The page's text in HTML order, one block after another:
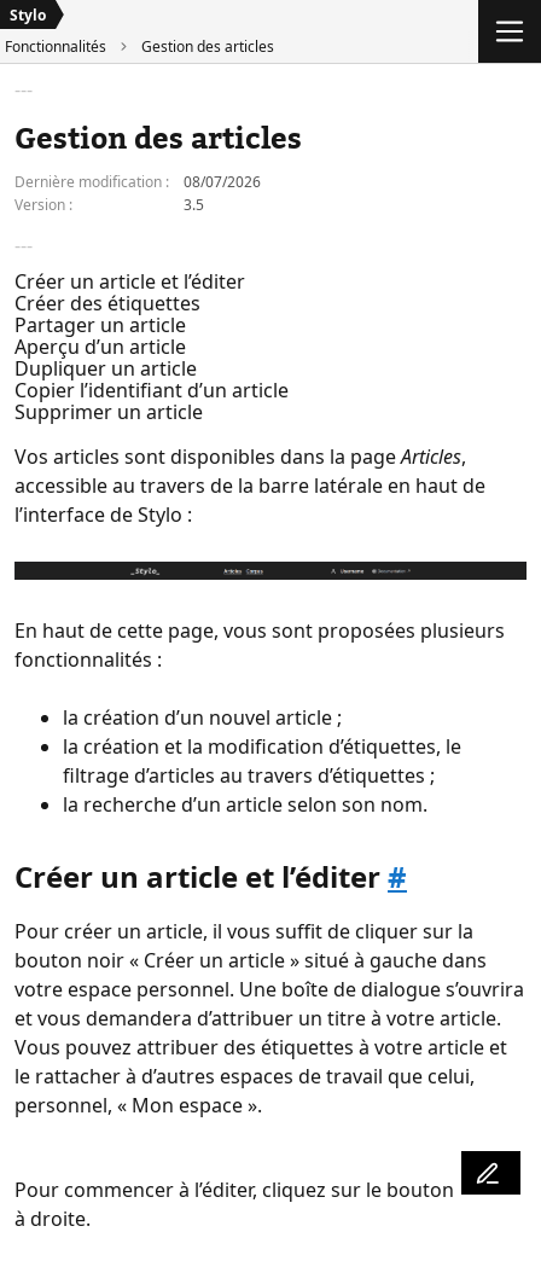
Stylo
Fonctionnalités
Gestion des articles
Gestion des articles
Dernière modification :
08/07/2026
Version :
3.5
Créer un article et l’éditer
Créer des étiquettes
Partager un article
Aperçu d’un article
Dupliquer un article
Copier l’identifiant d’un article
Supprimer un article
Vos articles sont disponibles dans la pageArticles,
accessible au travers de la barre latérale en haut de
l’interface de Stylo :
En haut de cette page, vous sont proposées plusieurs
fonctionnalités :
la création d’un nouvel article ;
la création et la modification d’étiquettes, le
filtrage d’articles au travers d’étiquettes ;
la recherche d’un article selon son nom.
Créer un article et l’éditer#
Pour créer un article, il vous suffit de cliquer sur la
bouton noir « Créer un article » situé à gauche dans
votre espace personnel. Une boîte de dialogue s’ouvrira
et vous demandera d’attribuer un titre à votre article.
Vous pouvez attribuer des étiquettes à votre article et
le rattacher à d’autres espaces de travail que celui,
personnel, « Mon espace ».
Pour commencer à l’éditer, cliquez sur le bouton
à droite.